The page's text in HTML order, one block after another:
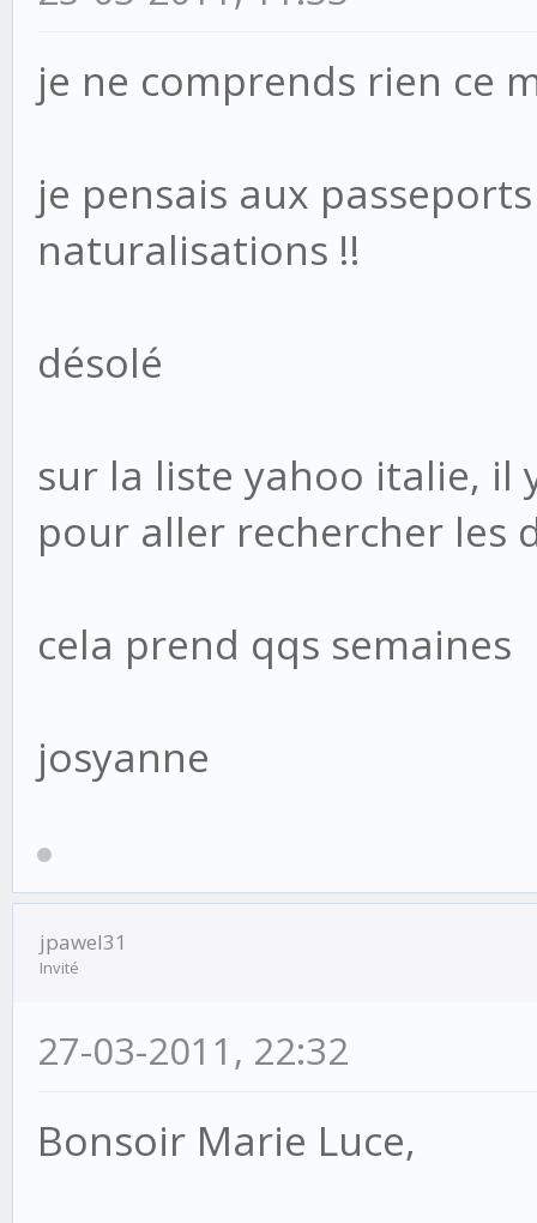
je ne comprends rien ce
je pensais aux
naturalisations !!
désolé
sur la liste yahoo italie, il
pour aller rechercher les
cela prend qqs semaines
josyanne
jpawel31
Invité
27-03-2011, 22:32
Bonsoir Marie Luce,